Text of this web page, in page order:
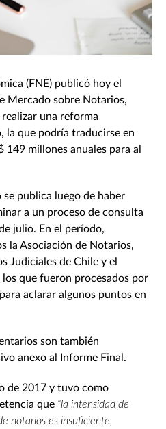
(FNE) publicó hoy el
Mercado sobre Notarios,
una reforma
la que podría traducirse en
149 millones anuales para al
publica luego de haber
a un proceso de consulta
julio. En el período,
la Asociación de Notarios,
Judiciales de Chile y el
los que fueron procesados por
aclarar algunos puntos en
son también
anexo al Informe Final.
de 2017 y tuvo como
que “la intensidad de
notarios es insuficiente,